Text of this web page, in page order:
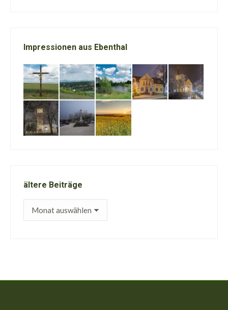
Impressionen aus Ebenthal
ältere Beiträge
ältere